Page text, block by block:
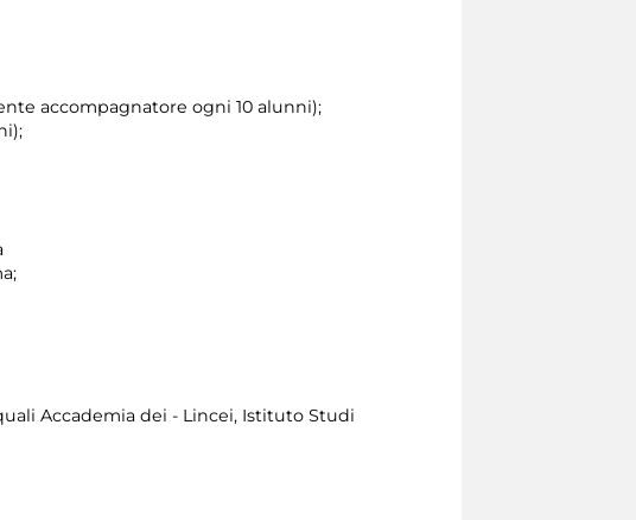
accompagnatore ogni 10 alunni);
Accademia dei - Lincei, Istituto Studi